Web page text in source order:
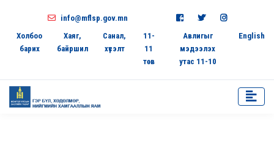
info@mflsp.gov.mn
Холбоо
барих
Хаяг,
байршил
Санал,
хүсэлт
11-
11
төв
Авлигыг
мэдээлэх
утас 11-10
English